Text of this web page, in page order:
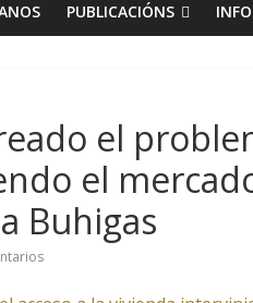
PUBLICACIÓNS
el
el
Buhigas